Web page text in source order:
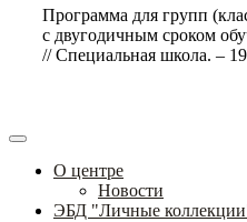
Программа для групп
с двугодичным сроком
// Специальная школа. –
О центре
Новости
ЭБД "Личные